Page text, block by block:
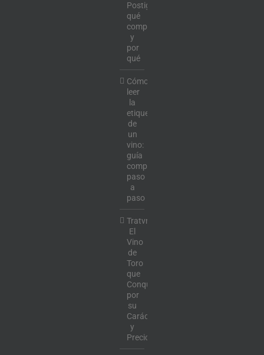
Postigo:
qué
comprar
y
por
qué
Cómo
leer
la
etiqueta
de
un
vino:
guía
completa
paso
a
paso
Tratvm:
El
Vino
de
Toro
que
Conquista
por
su
Carácter
y
Precio